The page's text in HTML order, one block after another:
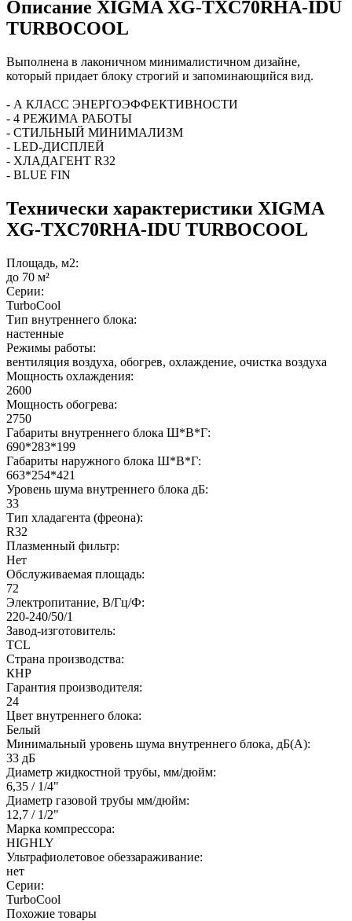
Описание XIGMA XG-TXC70RHA-IDU
TURBOCOOL
Выполнена в лаконичном минималистичном дизайне,
который придает блоку строгий и запоминающийся вид.
- А КЛАСС ЭНЕРГОЭФФЕКТИВНОСТИ
- 4 РЕЖИМА РАБОТЫ
- СТИЛЬНЫЙ МИНИМАЛИЗМ
- LED-ДИСПЛЕЙ
- ХЛАДАГЕНТ R32
- BLUE FIN
Технически характеристики XIGMA
XG-TXC70RHA-IDU TURBOCOOL
Площадь, м2:
до 70 м²
Серии:
TurboCool
Тип внутреннего блока:
настенные
Режимы работы:
вентиляция воздуха, обогрев, охлаждение, очистка воздуха
Мощность охлаждения:
2600
Мощность обогрева:
2750
Габариты внутреннего блока Ш*В*Г:
690*283*199
Габариты наружного блока Ш*В*Г:
663*254*421
Уровень шума внутреннего блока дБ:
33
Тип хладагента (фреона):
R32
Плазменный фильтр:
Нет
Обслуживаемая площадь:
72
Электропитание, В/Гц/Ф:
220-240/50/1
Завод-изготовитель:
TCL
Страна производства:
КНР
Гарантия производителя:
24
Цвет внутреннего блока:
Белый
Минимальный уровень шума внутреннего блока, дБ(А):
33 дБ
Диаметр жидкостной трубы, мм/дюйм:
6,35 / 1/4"
Диаметр газовой трубы мм/дюйм:
12,7 / 1/2"
Марка компрессора:
HIGHLY
Ультрафиолетовое обеззараживание:
нет
Серии:
TurboCool
Похожие товары